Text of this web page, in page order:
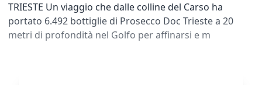
TRIESTE Un viaggio che dalle colline del Carso ha
portato 6.492 bottiglie di Prosecco Doc Trieste a 20
metri di profondità nel Golfo per affinarsi e m